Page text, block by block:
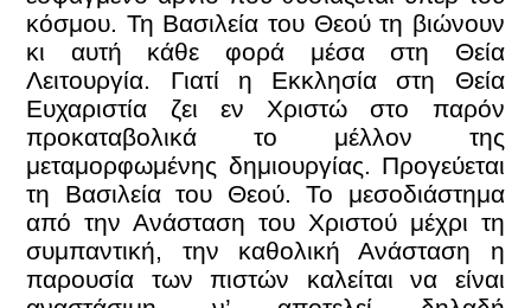
κόσμου. Τη Βασιλεία του Θεού τη βιώνουν
κι αυτή κάθε φορά μέσα στη Θεία
Λειτουργία. Γιατί η Εκκλησία στη Θεία
Ευχαριστία ζει εν Χριστώ στο παρόν
προκαταβολικά το μέλλον της
μεταμορφωμένης δημιουργίας. Προγεύεται
τη Βασιλεία του Θεού. Το μεσοδιάστημα
από την Ανάσταση του Χριστού μέχρι τη
συμπαντική, την καθολική Ανάσταση η
παρουσία των πιστών καλείται να είναι